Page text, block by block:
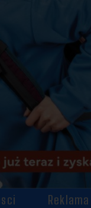
Reklama